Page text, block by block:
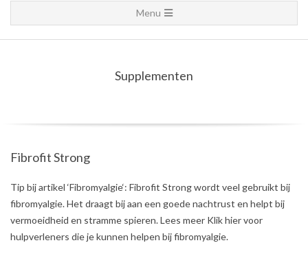
Navigation
Menu
Menu
Supplementen
Fibrofit Strong
2018-
07-
Tip bij artikel ‘Fibromyalgie‘: Fibrofit Strong wordt veel gebruikt bij
fibromyalgie. Het draagt bij aan een goede nachtrust en helpt bij
vermoeidheid en stramme spieren. Lees meer Klik hier voor
hulpverleners die je kunnen helpen bij fibromyalgie.